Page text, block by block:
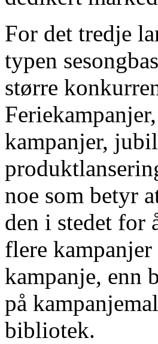
For det tredje
typen
større
kampanjer,
noe som betyr
den i stedet for
flere
kampanje, enn
på
bibliotek.